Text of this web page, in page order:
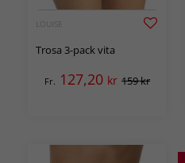
LOUISE
Trosa 3-pack vita
Fr. 127,20 kr 159 kr